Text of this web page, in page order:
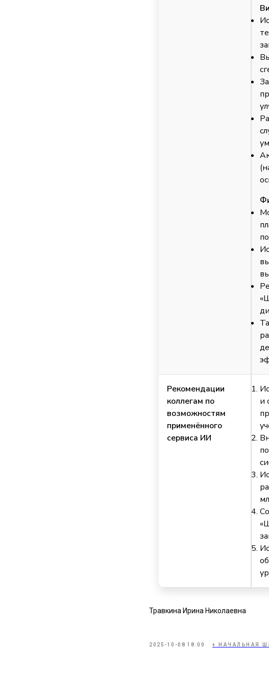
Рекомендации
коллегам по
возможностям
применённого
сервиса ИИ
и
Травкина Ирина Николаевна
2025-10-08 18:00 + НАЧАЛЬНАЯ